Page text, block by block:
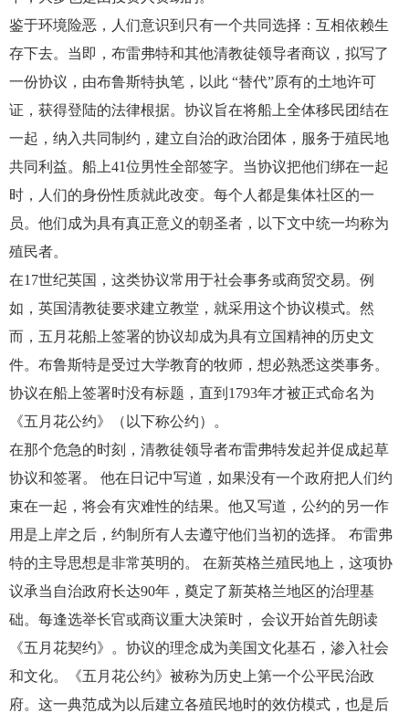
鉴于环境险恶，人们意识到只有一个共同选择：互相依赖生
存下去。当即，布雷弗特和其他清教徒领导者商议，拟写了
一份协议，由布鲁斯特执笔，以此 “替代”原有的土地许可
证，获得登陆的法律根据。协议旨在将船上全体移民团结在
一起，纳入共同制约，建立自治的政治团体，服务于殖民地
共同利益。船上41位男性全部签字。当协议把他们绑在一起
时，人们的身份性质就此改变。每个人都是集体社区的一
员。他们成为具有真正意义的朝圣者，以下文中统一均称为
殖民者。
在17世纪英国，这类协议常用于社会事务或商贸交易。例
如，英国清教徒要求建立教堂，就采用这个协议模式。然
而，五月花船上签署的协议却成为具有立国精神的历史文
件。布鲁斯特是受过大学教育的牧师，想必熟悉这类事务。
协议在船上签署时没有标题，直到1793年才被正式命名为
《五月花公约》（以下称公约）。
在那个危急的时刻，清教徒领导者布雷弗特发起并促成起草
协议和签署。 他在日记中写道，如果没有一个政府把人们约
束在一起，将会有灾难性的结果。他又写道，公约的另一作
用是上岸之后，约制所有人去遵守他们当初的选择。 布雷弗
特的主导思想是非常英明的。 在新英格兰殖民地上，这项协
议承当自治政府长达90年，奠定了新英格兰地区的治理基
础。每逢选举长官或商议重大决策时， 会议开始首先朗读
《五月花契约》。协议的理念成为美国文化基石，渗入社会
和文化。《五月花公约》被称为历史上第一个公平民治政
府。这一典范成为以后建立各殖民地时的效仿模式，也是后